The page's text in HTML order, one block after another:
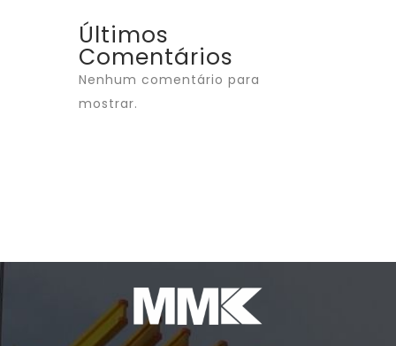
Últimos
Comentários
Nenhum comentário para
mostrar.